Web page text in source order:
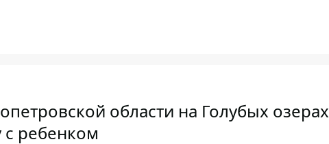
области на Голубых озерах
с ребенком